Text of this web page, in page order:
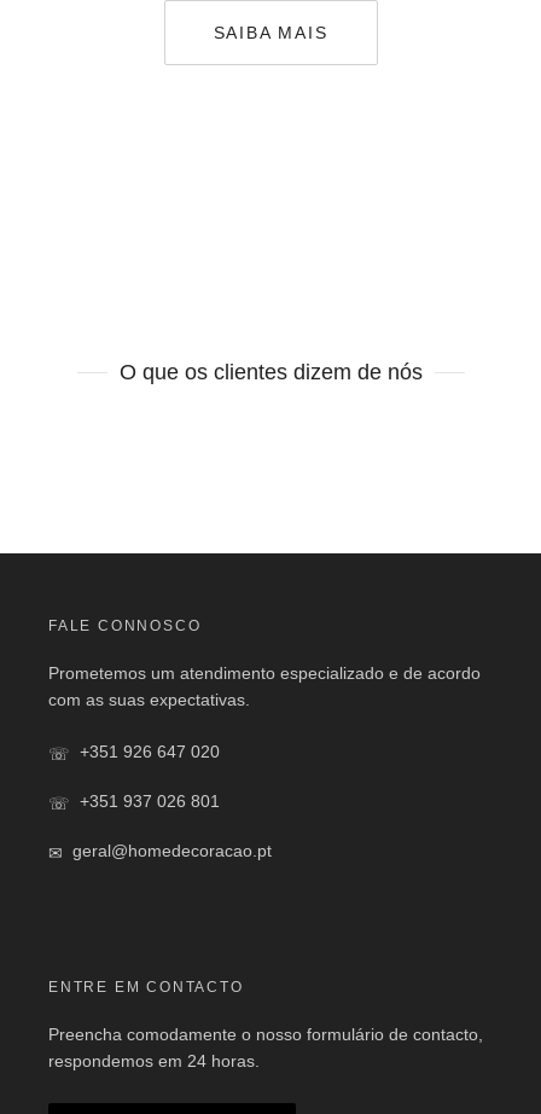
SAIBA MAIS
O que os clientes dizem de nós
FALE CONNOSCO
Prometemos um atendimento especializado e de acordo
com as suas expectativas.
+351 926 647 020
+351 937 026 801
geral@homedecoracao.pt
ENTRE EM CONTACTO
Preencha comodamente o nosso formulário de contacto,
respondemos em 24 horas.